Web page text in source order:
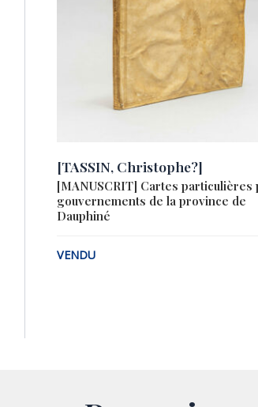
[TASSIN, Christophe?]
[MANUSCRIT] Cartes particulières
gouvernements de la province de
Dauphiné
VENDU